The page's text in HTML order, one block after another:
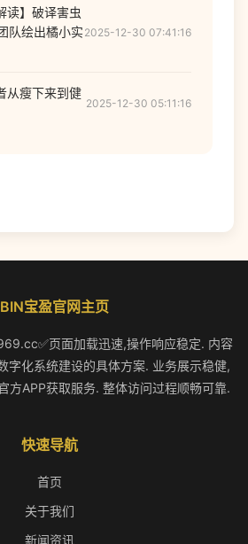
读】破译害虫
队绘出橘小实2025-12-30 07:41:16
从瘦下来到健
2025-12-30 05:11:16
宝盈官网主页
页面加载迅速,操作响应稳定. 内容
字化系统建设的具体方案. 业务展示稳健,
方APP获取服务. 整体访问过程顺畅可靠.
快速导航
首页
关于我们
新闻资讯